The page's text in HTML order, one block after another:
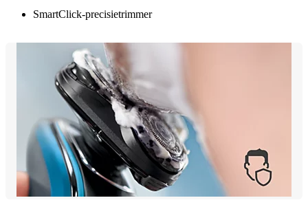
SmartClick-precisietrimmer